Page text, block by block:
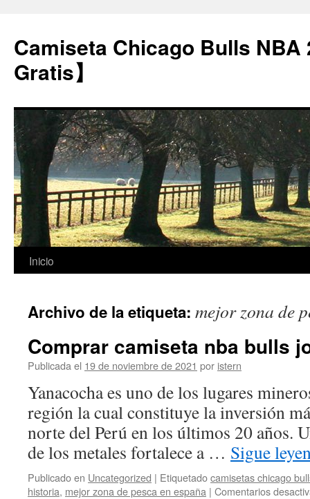
Camiseta Chicago Bulls NBA
Gratis】
Saltar
contenido
Inicio
Archivo de la etiqueta: mejor zona de
Comprar camiseta nba bulls
Publicada el 19 de noviembre de 2021 por istern
Yanacocha es uno de los lugares
región la cual constituye la inversión
norte del Perú en los últimos 20 años.
de los metales fortalece a … Sigue
Publicado en Uncategorized | Etiquetadocamisetas chicago
historia, mejor zona de pesca en españa | Comentarios